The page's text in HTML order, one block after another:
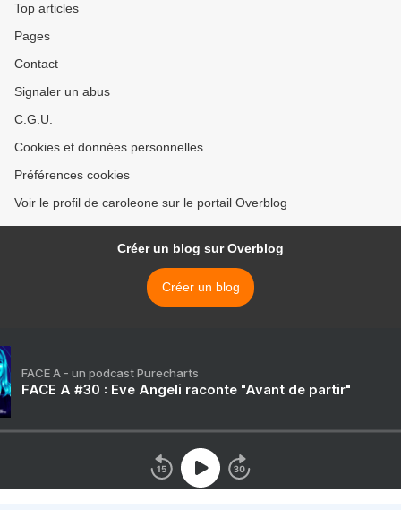
Top articles
Pages
Contact
Signaler un abus
C.G.U.
Cookies et données personnelles
Préférences cookies
Voir le profil de caroleone sur le portail Overblog
Créer un blog sur Overblog
Créer un blog
FACE A - un podcast Purecharts
FACE A #30 : Eve Angeli raconte "Avant de partir"